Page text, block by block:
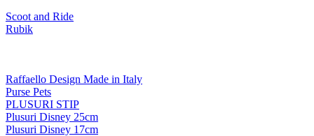
Scoot and Ride
Rubik
Raffaello Design Made in Italy
Purse Pets
PLUSURI STIP
Plusuri Disney 25cm
Plusuri Disney 17cm